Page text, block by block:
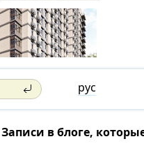
рус
Записи в блоге,